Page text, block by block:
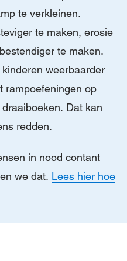
te verkleinen.
te maken, erosie
te maken.
weerbaarder
rampoefeningen op
Dat kan
redden.
in nood contant
we dat. Lees hier hoe